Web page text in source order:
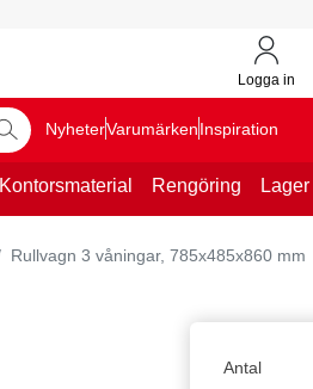
Logga in
NyheterVarumärkenInspiration
Kontorsmaterial Rengöring Lager
Rullvagn 3 våningar, 785x485x860 mm
Antal